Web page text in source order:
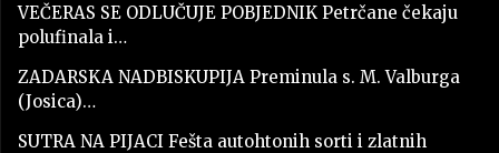
VEČERAS SE ODLUČUJE POBJEDNIK Petrčane čekaju
polufinala i…
ZADARSKA NADBISKUPIJA Preminula s. M. Valburga
(Josica)…
SUTRA NA PIJACI Fešta autohtonih sorti i zlatnih